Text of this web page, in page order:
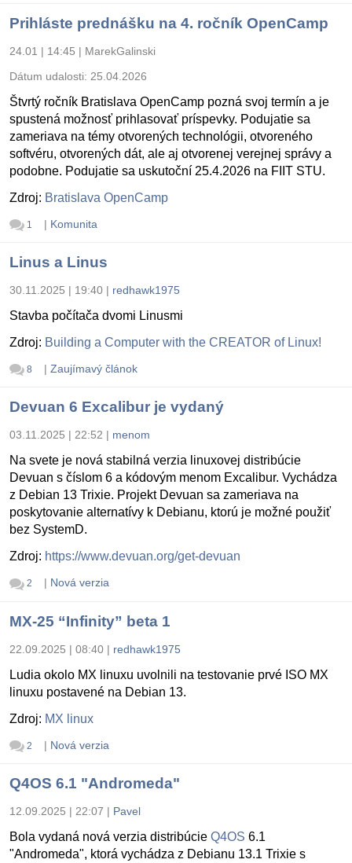
Prihláste prednášku na 4. ročník OpenCamp
24.01 | 14:45 | MarekGalinski
Dátum udalosti: 25.04.2026
Štvrtý ročník Bratislava OpenCamp pozná svoj termín a je
spustená možnosť prihlasovať príspevky. Podujatie sa
zameriava na témy otvorených technológii, otvoreného
softvéru, otvorených dát, ale aj otvorenej verejnej správy a
podobne. Podujatie sa uskutoční 25.4.2026 na FIIT STU.
Zdroj: Bratislava OpenCamp
1 | Komunita
Linus a Linus
30.11.2025 | 19:40 | redhawk1975
Stavba počítača dvomi Linusmi
Zdroj: Building a Computer with the CREATOR of Linux!
8 | Zaujímavý článok
Devuan 6 Excalibur je vydaný
03.11.2025 | 22:52 | menom
Na svete je nová stabilná verzia linuxovej distribúcie
Devuan s číslom 6 a kódovým menom Excalibur. Vychádza
z Debian 13 Trixie. Projekt Devuan sa zameriava na
poskytovanie alternatívy k Debianu, ktorú je možné použiť
bez SystemD.
Zdroj: https://www.devuan.org/get-devuan
2 | Nová verzia
MX-25 “Infinity” beta 1
22.09.2025 | 08:40 | redhawk1975
Ludia okolo MX linuxu uvolnili na testovanie prvé ISO MX
linuxu postavené na Debian 13.
Zdroj: MX linux
2 | Nová verzia
Q4OS 6.1 "Andromeda"
12.09.2025 | 22:07 | Pavel
Bola vydaná nová verzia distribúcie Q4OS 6.1
"Andromeda", ktorá vychádza z Debianu 13.1 Trixie s